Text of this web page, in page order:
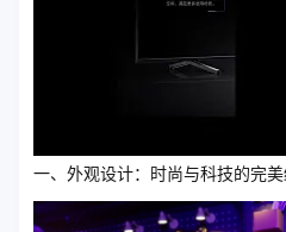
一、外观设计：时尚与科技的完